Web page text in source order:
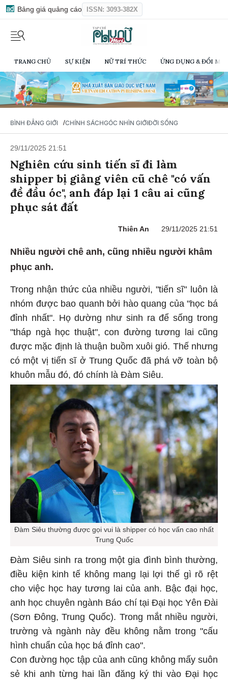
Bảng giá quảng cáo ISSN: 3093-382X
TRANG CHỦ SỰ KIỆN NỮ TRÍ THỨC ỨNG DỤNG & ĐỔI
BÌNH ĐẲNG GIỚI /CHÍNH SÁCHGÓC NHÌN GIỚIĐỜI SỐNG
29/11/2025 21:51
Nghiên cứu sinh tiến sĩ đi làm
shipper bị giảng viên cũ chê "có vấn
đề đầu óc", anh đáp lại 1 câu ai cũng
phục sát đất
Thiên An 29/11/2025 21:51
Nhiều người chê anh, cũng nhiều người khâm
phục anh.
Trong nhận thức của nhiều người, "tiến sĩ" luôn là
nhóm được bao quanh bởi hào quang của "học bá
đỉnh nhất". Họ dường như sinh ra để sống trong
"tháp ngà học thuật", con đường tương lai cũng
được mặc định là thuận buồm xuôi gió. Thế nhưng
có một vị tiến sĩ ở Trung Quốc đã phá vỡ toàn bộ
khuôn mẫu đó, đó chính là Đàm Siêu.
Đàm Siêu thường được gọi vui là shipper có học vấn cao nhất
Trung Quốc
Đàm Siêu sinh ra trong một gia đình bình thường,
điều kiện kinh tế không mang lại lợi thế gì rõ rệt
cho việc học hay tương lai của anh. Bậc đại học,
anh học chuyên ngành Báo chí tại Đại học Yên Đài
(Sơn Đông, Trung Quốc). Trong mắt nhiều người,
trường và ngành này đều không nằm trong "cấu
hình chuẩn của học bá đỉnh cao".
Con đường học tập của anh cũng không mấy suôn
sẻ khi anh từng hai lần đăng ký thi vào Đại học